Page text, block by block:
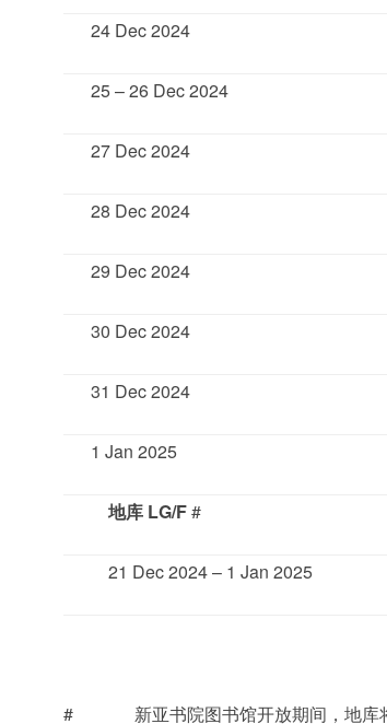
24 Dec 2024
25 – 26 Dec 2024
27 Dec 2024
28 Dec 2024
29 Dec 2024
30 Dec 2024
31 Dec 2024
1 Jan 2025
地库 LG/F#
21 Dec 2024 – 1 Jan 2025
# 新亚书院图书馆开放期间，地库将分